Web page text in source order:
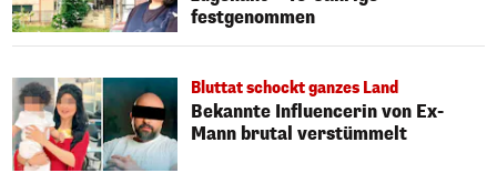
festgenommen
Bluttat schockt ganzes Land
Bekannte Influencerin von Ex-
Mann brutal verstümmelt